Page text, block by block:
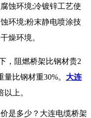
蚀环境;冷镀锌工艺使
环境;粉末静电喷涂技
燥环境。
阻燃桥架比钢材贵2
比钢材重30%。 大连
上。
是多少？大连电缆桥架